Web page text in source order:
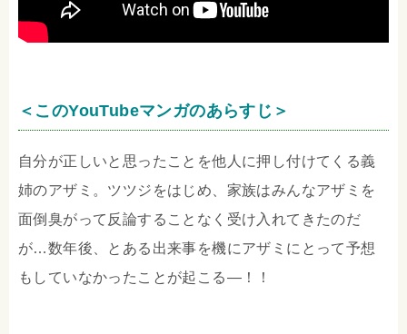
＜このYouTubeマンガのあらすじ＞
自分が正しいと思ったことを他人に押し付けてくる義
姉のアザミ。ツツジをはじめ、家族はみんなアザミを
面倒臭がって反論することなく受け入れてきたのだ
が…数年後、とある出来事を機にアザミにとって予想
もしていなかったことが起こる―！！